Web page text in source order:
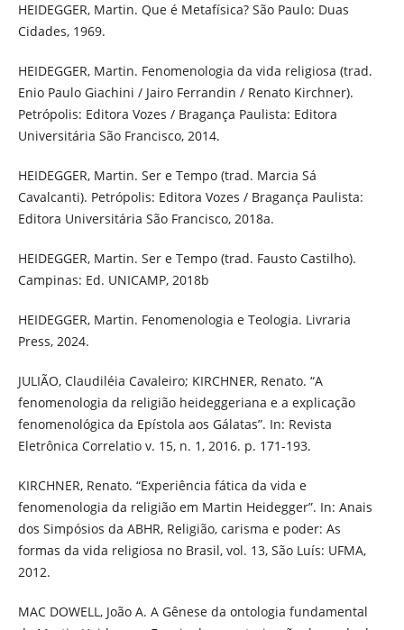
HEIDEGGER, Martin. Que é Metafísica? São Paulo: Duas
Cidades, 1969.
HEIDEGGER, Martin. Fenomenologia da vida religiosa (trad.
Enio Paulo Giachini / Jairo Ferrandin / Renato Kirchner).
Petrópolis: Editora Vozes / Bragança Paulista: Editora
Universitária São Francisco, 2014.
HEIDEGGER, Martin. Ser e Tempo (trad. Marcia Sá
Cavalcanti). Petrópolis: Editora Vozes / Bragança Paulista:
Editora Universitária São Francisco, 2018a.
HEIDEGGER, Martin. Ser e Tempo (trad. Fausto Castilho).
Campinas: Ed. UNICAMP, 2018b
HEIDEGGER, Martin. Fenomenologia e Teologia. Livraria
Press, 2024.
JULIÃO, Claudiléia Cavaleiro; KIRCHNER, Renato. “A
fenomenologia da religião heideggeriana e a explicação
fenomenológica da Epístola aos Gálatas”. In: Revista
Eletrônica Correlatio v. 15, n. 1, 2016. p. 171-193.
KIRCHNER, Renato. “Experiência fática da vida e
fenomenologia da religião em Martin Heidegger”. In: Anais
dos Simpósios da ABHR, Religião, carisma e poder: As
formas da vida religiosa no Brasil, vol. 13, São Luís: UFMA,
2012.
MAC DOWELL, João A. A Gênese da ontologia fundamental